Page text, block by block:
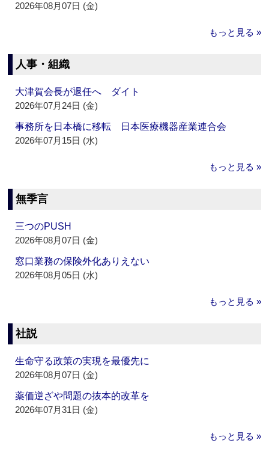
2026年08月07日 (金)
もっと見る »
人事・組織
大津賀会長が退任へ ダイト
2026年07月24日 (金)
事務所を日本橋に移転 日本医療機器産業連合会
2026年07月15日 (水)
もっと見る »
無季言
三つのPUSH
2026年08月07日 (金)
窓口業務の保険外化ありえない
2026年08月05日 (水)
もっと見る »
社説
生命守る政策の実現を最優先に
2026年08月07日 (金)
薬価逆ざや問題の抜本的改革を
2026年07月31日 (金)
もっと見る »